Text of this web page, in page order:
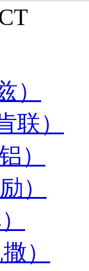
）
联）
）
）
）